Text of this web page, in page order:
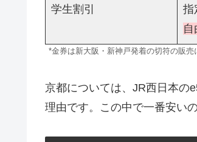
学生割引
指
*金券は新大阪・新神戸発着の切符の販売
京都については、JR西日本の
理由です。この中で一番安い